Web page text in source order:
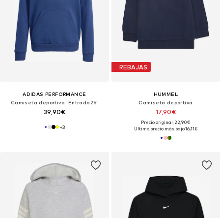
ADIDAS PERFORMANCE
Camiseta deportiva 'Entrada26'
39,90€
+3
REBAJAS
HUMMEL
Camiseta deportiva
17,90€
Precio original: 22,90€
Último precio más bajo:16,11€